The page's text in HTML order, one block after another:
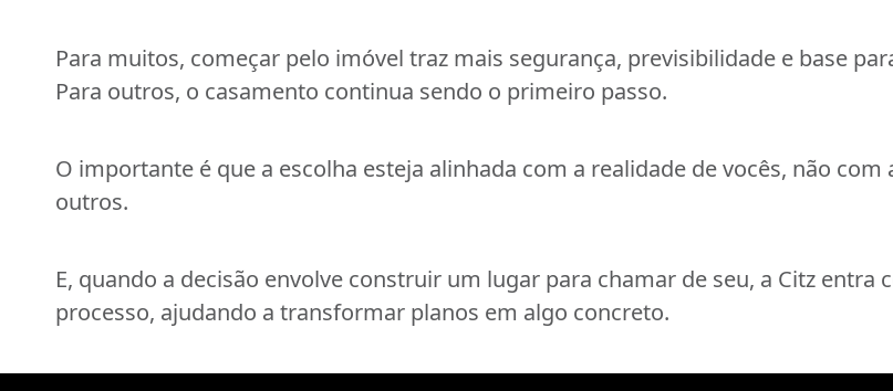
Para muitos, começar pelo imóvel traz mais segurança, previsibilidade e base
Para outros, o casamento continua sendo o primeiro passo.
O importante é que a escolha esteja alinhada com a realidade de vocês, não com
outros.
E, quando a decisão envolve construir um lugar para chamar de seu, a Citz entra
processo, ajudando a transformar planos em algo concreto.